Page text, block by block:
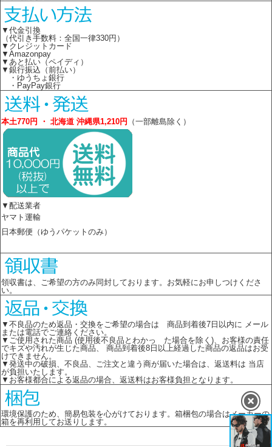
▼代金引換
（代引き手数料：全国一律330円）
▼クレジットカード
▼Amazonpay
▼あと払い（ペイディ）
▼銀行振込（前払い）
・ゆうちょ銀行
・PayPay銀行
本土770円 ・ 北海道 沖縄県1,210円 （一部離島除く）
▼配送業者
ヤマト運輸
日本郵便（ゆうパケットのみ）
領収書は、ご希望の方のみ同封しております。お気軽にお申しつけくださ
い。
▼不良品のため返品・交換をご希望の場合は 商品到着後7日以内に メール
または電話でご連絡ください。
▼ご使用された商品 (使用後不良品とわかっ た場合を除く)、お客様の責任
でキズや汚れが生じた商品、 商品到着後8日以上経過した商品の返品はお受
けできません。
▼発送中の破損、不良品、ご注文と違う商が届いた場合は、返送料は 当店
が負担いたします。
▼お客様都合による返品の場合、返送料はお客様負担となります。
環境保護のため、簡易包装を心がけております。箱梱包の場合はメーカーの
箱を再利用してお送りします。